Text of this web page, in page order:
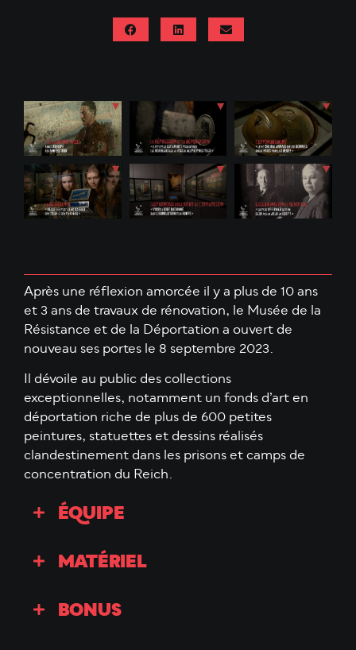
Après une réflexion amorcée il y a plus de 10 ans
et 3 ans de travaux de rénovation, le Musée de la
Résistance et de la Déportation a ouvert de
nouveau ses portes le 8 septembre 2023.
Il dévoile au public des collections
exceptionnelles, notamment un fonds d’art en
déportation riche de plus de 600 petites
peintures, statuettes et dessins réalisés
clandestinement dans les prisons et camps de
concentration du Reich.
ÉQUIPE
MATÉRIEL
BONUS